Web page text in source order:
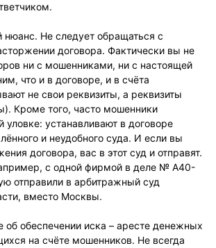
Не следует обращаться с
договора. Фактически вы не
ни с мошенниками, ни с настоящей
что и в договоре, и в счёта
не свои реквизиты, а реквизиты
Кроме того, часто мошенники
уловке: устанавливают в договоре
и неудобного суда. И если вы
договора, вас в этот суд и отправят.
с одной фирмой в деле № А40-
отправили в арбитражный суд
вместо Москвы.
об обеспечении иска – аресте денежных
на счёте мошенников. Не всегда